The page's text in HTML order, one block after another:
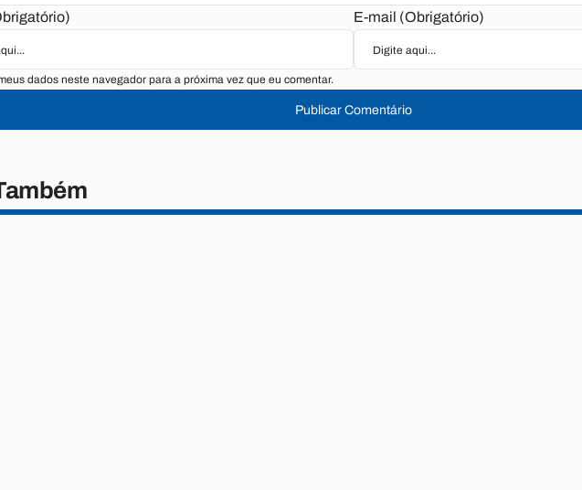
E-mail (Obrigatório)
dados neste navegador para a próxima vez que eu comentar.
Publicar Comentário